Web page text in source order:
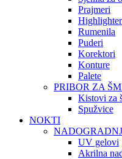
Prajmeri
Rumenila
Puderi
Korektori
Konture
Palete
PRIBOR ZA
Kistovi za
Spužvice
NOKTI
UV gelovi
Akrilna